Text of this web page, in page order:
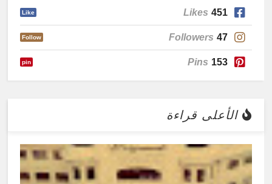
451
Likes
Like
47
Followers
Follow
153
Pins
pin
الأعلى قراءة